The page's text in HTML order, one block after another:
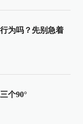
为吗？先别急着
个90°